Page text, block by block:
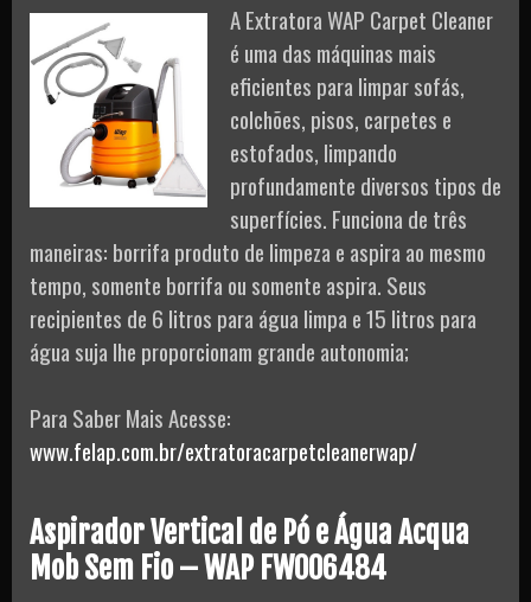
A Extratora WAP Carpet Cleaner
é uma das máquinas mais
eficientes para limpar sofás,
colchões, pisos, carpetes e
estofados, limpando
profundamente diversos tipos de
superfícies. Funciona de três
maneiras: borrifa produto de limpeza e aspira ao mesmo
tempo, somente borrifa ou somente aspira. Seus
recipientes de 6 litros para água limpa e 15 litros para
água suja lhe proporcionam grande autonomia;
Para Saber Mais Acesse:
www.felap.com.br/extratoracarpetcleanerwap/
Aspirador Vertical de Pó e Água Acqua
Mob Sem Fio – WAP FW006484